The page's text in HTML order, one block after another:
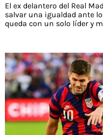
El ex delantero del Real
salvar una igualdad ante
queda con un solo líder y